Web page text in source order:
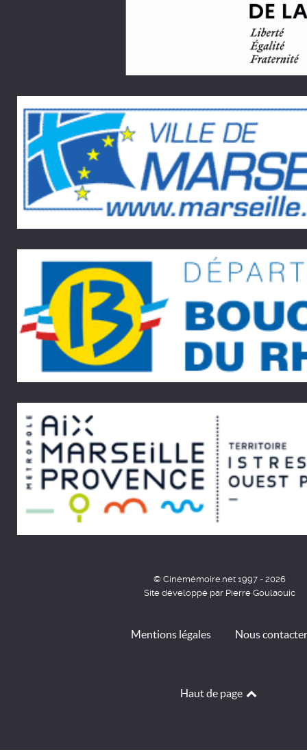
© Cinémémoire.net 1997 - 2026
Site développé par Pierre Goulaouic
Mentions légales Nous contacter
Haut de page